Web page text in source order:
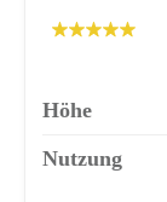
Höhe
Nutzung